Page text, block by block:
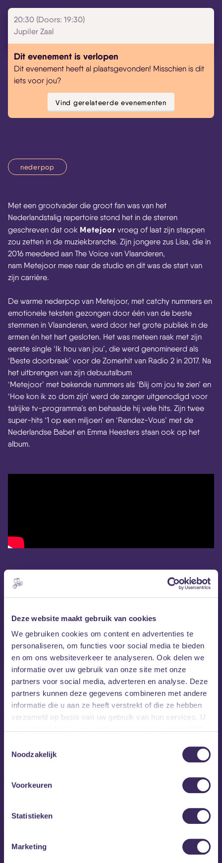
Deze website maakt gebruik van cookies
We gebruiken cookies om content en advertenties te
personaliseren, om functies voor social media te bieden
en om ons websiteverkeer te analyseren. Ook delen we
informatie over uw gebruik van onze site met onze
partners voor social media, adverteren en analyse. Deze
partners kunnen deze gegevens combineren met andere
informatie die u aan ze heeft verstrekt of die ze hebben
verzameld op basis van uw gebruik van hun services. U
Noodzakelijk
Voorkeuren
Statistieken
Marketing
20:30 (Doors: 19:30)
Jupiler Zaal
Dit evenement is verlopen
Dit evenement heeft al plaatsgevonden! Misschien is dit
iets voor jou?
Vind gerelateerde evenementen
nederpop
Met een grootvader die groot fan was van het
Nederlandstalig repertoire stond het in de sterren
geschreven dat ook Metejoor vroeg of laat zijn stappen
zou zetten in de muziekbranche. Zijn jongere zus Lisa, die in
2016 meedeed aan The Voice van Vlaanderen,
nam Metejoor mee naar de studio en dit was de start van
zijn carrière.
De warme nederpop van Metejoor, met catchy nummers en
emotionele teksten gezongen door één van de beste
stemmen in Vlaanderen, werd door het grote publiek in de
armen én het hart gesloten. Het was meteen raak met zijn
eerste single ‘Ik hou van jou’, die werd genomineerd als
‘Beste doorbraak’ voor de Zomerhit van Radio 2 in 2017. Na
het uitbrengen van zijn debuutalbum
‘Metejoor’ met bekende nummers als ‘Blij om jou te zien’ en
‘Hoe kon ik zo dom zijn’ werd de zanger uitgenodigd voor
talrijke tv-programma’s en behaalde hij vele hits. Zijn twee
super-hits ‘1 op een miljoen’ en ‘Rendez-Vous’ met de
Nederlandse Babet en Emma Heesters staan ook op het
album.